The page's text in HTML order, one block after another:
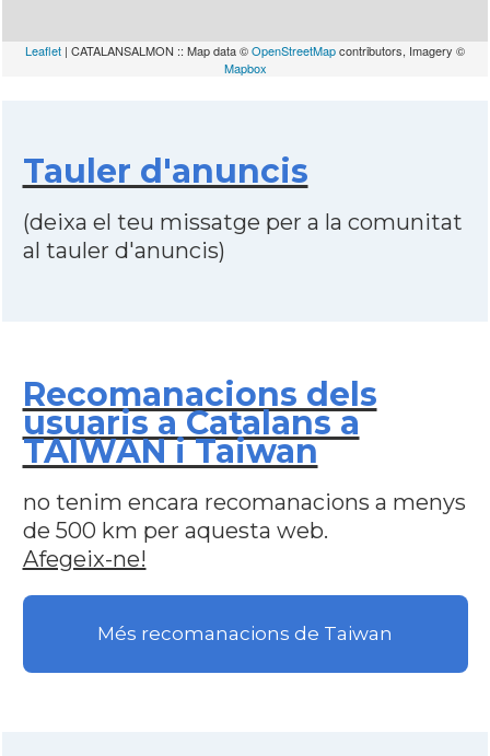
Leaflet | CATALANSALMON :: Map data ©OpenStreetMapcontributors, Imagery ©
Mapbox
Tauler d'anuncis
(deixa el teu missatge per a la comunitat
al tauler d'anuncis)
Recomanacions dels
usuaris a Catalans a
TAIWAN i Taiwan
no tenim encara recomanacions a menys
de 500 km per aquesta web.
Afegeix-ne!
Més recomanacions de Taiwan